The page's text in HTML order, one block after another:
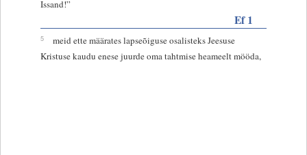
Issand!”
Ef 1
5
meid ette määrates lapseõiguse osalisteks Jeesuse
Kristuse kaudu enese juurde oma tahtmise heameelt mööda,